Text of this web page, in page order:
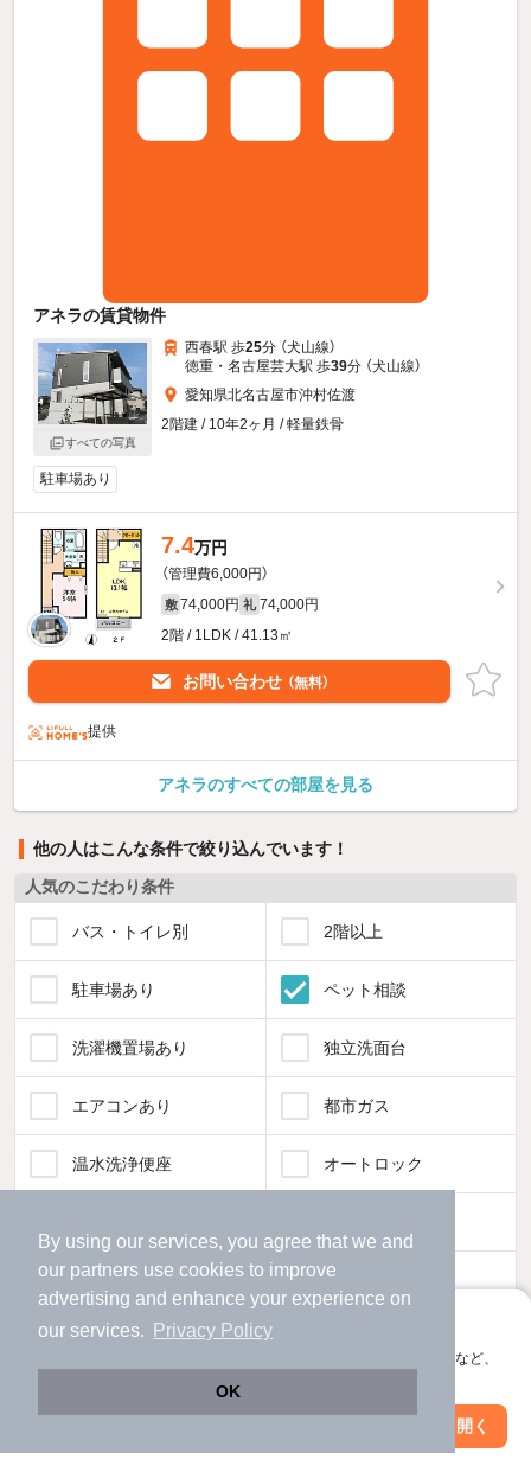
By using our services, you agree that we and
our partners use cookies to improve
advertising and enhance your experience on
our services.
Privacy Policy
OK
アプリに切り替えて、サクサクお部屋探し
会員登録なしですぐ使える。マップ検索やお気に入り保存など、
アプリを開く
アネラの賃貸物件
すべての写真
西春駅 歩25分 （犬山線）
徳重・名古屋芸大駅 歩39分 （犬山線）
愛知県北名古屋市沖村佐渡
2階建 / 10年2ヶ月 / 軽量鉄骨
駐車場あり
7.4万円
（管理費6,000円）
敷 74,000円 礼 74,000円
2階 / 1LDK / 41.13㎡
お問い合わせ （無料）
提供
アネラのすべての部屋を見る
他の人はこんな条件で絞り込んでいます！
人気のこだわり条件
バス・トイレ別 2階以上
駐車場あり ペット相談
洗濯機置場あり 独立洗面台
エアコンあり 都市ガス
温水洗浄便座 オートロック
TV付インターホン 角部屋
新着のみ
物件一覧に反映
絞り込み条件を変更